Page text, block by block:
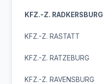
KFZ.-Z. RADKERSBURG
KFZ.-Z. RASTATT
KFZ.-Z. RATZEBURG
KFZ.-Z. RAVENSBURG